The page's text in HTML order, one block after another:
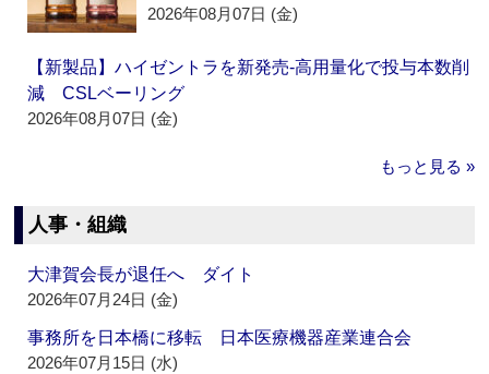
2026年08月07日 (金)
【新製品】ハイゼントラを新発売‐高用量化で投与本数削
減 CSLベーリング
2026年08月07日 (金)
もっと見る »
人事・組織
大津賀会長が退任へ ダイト
2026年07月24日 (金)
事務所を日本橋に移転 日本医療機器産業連合会
2026年07月15日 (水)